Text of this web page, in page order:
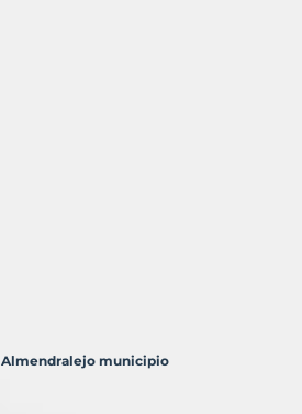
Almendralejo municipio